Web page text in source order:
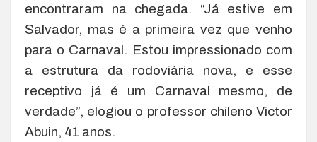
encontraram na chegada. “Já estive em
Salvador, mas é a primeira vez que venho
para o Carnaval. Estou impressionado com
a estrutura da rodoviária nova, e esse
receptivo já é um Carnaval mesmo, de
verdade”, elogiou o professor chileno Victor
Abuin, 41 anos.